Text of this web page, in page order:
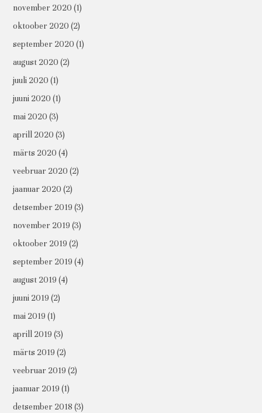
november 2020 (1)
oktoober 2020 (2)
september 2020 (1)
august 2020 (2)
juuli 2020 (1)
juuni 2020 (1)
mai 2020 (3)
aprill 2020 (3)
märts 2020 (4)
veebruar 2020 (2)
jaanuar 2020 (2)
detsember 2019 (3)
november 2019 (3)
oktoober 2019 (2)
september 2019 (4)
august 2019 (4)
juuni 2019 (2)
mai 2019 (1)
aprill 2019 (3)
märts 2019 (2)
veebruar 2019 (2)
jaanuar 2019 (1)
detsember 2018 (3)